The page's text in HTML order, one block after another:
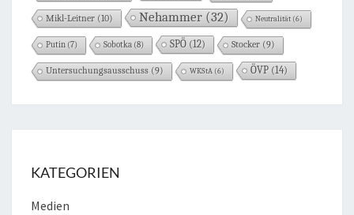
Mikl-Leitner (10) Nehammer (32) Neutralität (6)
Putin (7) Sobotka (8) SPÖ (12) Stocker (9)
Untersuchungsausschuss (9) WKStA (6) ÖVP (14)
KATEGORIEN
Medien